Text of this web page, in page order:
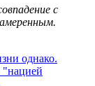
с
однако.
"нацией